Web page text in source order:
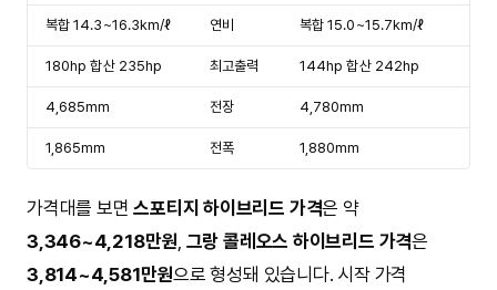
복합 14.3~16.3km/ℓ 연비 복합 15.0~15.7km/ℓ
180hp 합산 235hp 최고출력 144hp 합산 242hp
4,685mm 전장 4,780mm
1,865mm 전폭 1,880mm
가격대를 보면스포티지 하이브리드 가격은 약
3,346~4,218만원 그랑 콜레오스 하이브리드 가격은
3,814~4,581만원으로 형성돼 있습니다. 시작 가격